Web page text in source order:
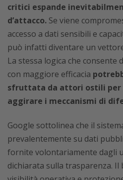
critici espande
d’attacco. Se viene
accesso a dati sensibili e
può infatti diventare un
La stessa logica che consente
con maggiore efficacia
sfruttata da attori ostili per
aggirare i meccanismi di
Google sottolinea che il
prevalentemente su dati
fornite volontariamente dagli
dichiarata sulla trasparenza. Il